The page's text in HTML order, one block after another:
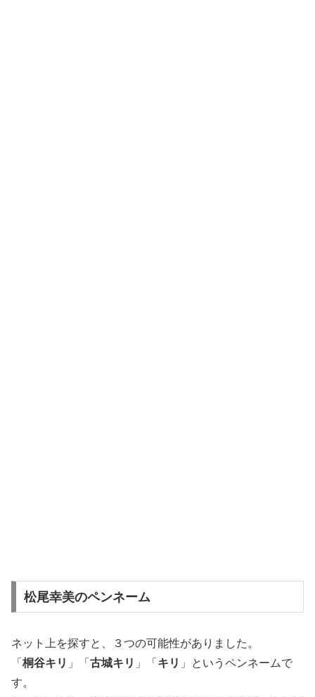
松尾幸美のペンネーム
ネット上を探すと、３つの可能性がありました。
「 桐谷キリ 」「 古城キリ 」「 キリ 」というペンネームで
す。